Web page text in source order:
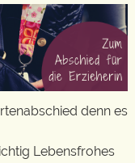
denn es
Lebensfrohes